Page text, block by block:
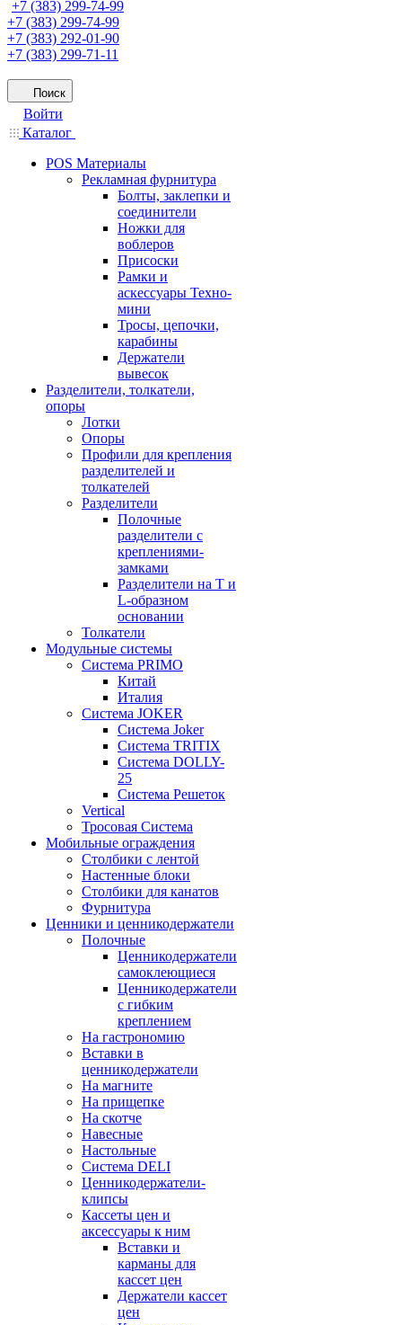
+7 (383) 299-74-99
+7 (383) 299-74-99
+7 (383) 292-01-90
+7 (383) 299-71-11
Поиск
Войти
Каталог
POS Материалы
Рекламная фурнитура
Болты, заклепки и
соединители
Ножки для
воблеров
Присоски
Рамки и
аскессуары Техно-
мини
Тросы, цепочки,
карабины
Держатели
вывесок
Разделители, толкатели,
опоры
Лотки
Опоры
Профили для крепления
разделителей и
толкателей
Разделители
Полочные
разделители с
креплениями-
замками
Разделители на Т и
L-образном
основании
Толкатели
Модульные системы
Система PRIMO
Китай
Италия
Система JOKER
Система Joker
Система TRITIX
Система DOLLY-
25
Система Решеток
Vertical
Тросовая Система
Мобильные ограждения
Столбики с лентой
Настенные блоки
Столбики для канатов
Фурнитура
Ценники и ценникодержатели
Полочные
Ценникодержатели
самоклеющиеся
Ценникодержатели
с гибким
креплением
На гастрономию
Вставки в
ценникодержатели
На магните
На прищепке
На скотче
Навесные
Настольные
Система DELI
Ценникодержатели-
клипсы
Кассеты цен и
аксессуары к ним
Вставки и
карманы для
кассет цен
Держатели кассет
цен